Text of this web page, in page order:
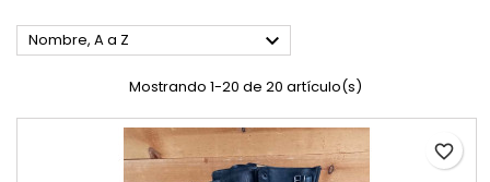
Nombre, A a Z 
Mostrando 1-20 de 20 artículo(s)
favorite_border